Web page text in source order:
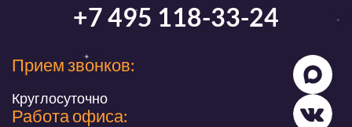
+7 495 118-33-24
Прием звонков:
Круглосуточно
Работа офиса: